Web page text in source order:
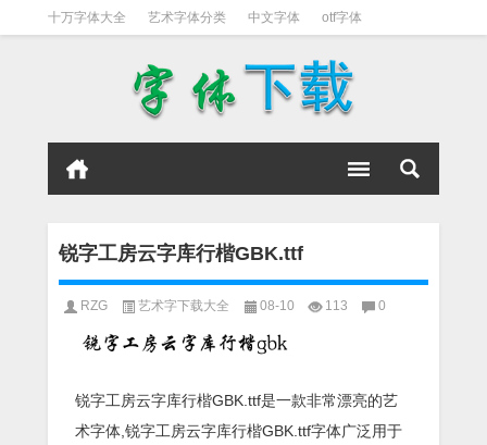
十万字体大全 艺术字体分类 中文字体 otf字体
锐字工房云字库行楷GBK.ttf
RZG 艺术字下载大全 08-10 113 0
锐字工房云字库行楷GBK.ttf是一款非常漂亮的艺
术字体,锐字工房云字库行楷GBK.ttf字体广泛用于